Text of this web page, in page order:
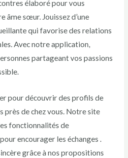
élaboré pour vous
sœur. Jouissez d’une
qui favorise des relations
Avec notre application,
partageant vos passions
pour découvrir des profils de
près de chez vous. Notre site
fonctionnalités de
encourager les échanges .
grâce à nos propositions